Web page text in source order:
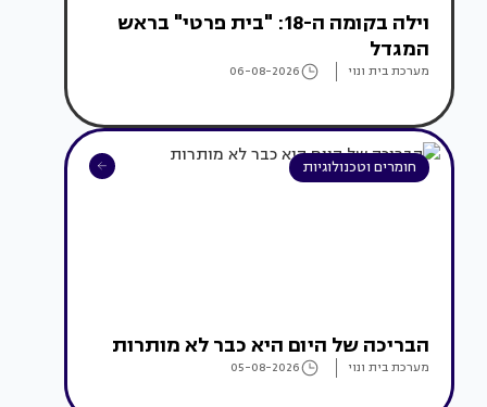
וילה בקומה ה-18: "בית פרטי" בראש
המגדל
מערכת בית ונוי 06-08-2026
חומרים וטכנולוגיות
הבריכה של היום היא כבר לא מותרות
מערכת בית ונוי 05-08-2026